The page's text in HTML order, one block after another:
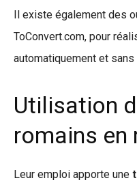
Il existe également des
ToConvert.com, pour
automatiquement et sans
Utilisation
romains en
Leur emploi apporte une